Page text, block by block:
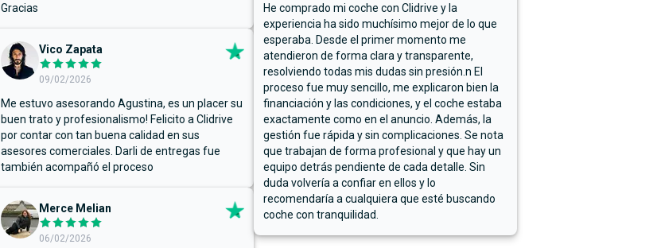
Gracias
Vico Zapata
09/02/2026
Me estuvo asesorando Agustina, es un placer su
buen trato y profesionalismo! Felicito a Clidrive
por contar con tan buena calidad en sus
asesores comerciales. Darli de entregas fue
también acompañó el proceso
Merce Melian
06/02/2026
He comprado mi coche con Clidrive y la
experiencia ha sido muchísimo mejor de lo que
esperaba. Desde el primer momento me
atendieron de forma clara y transparente,
resolviendo todas mis dudas sin presión.n El
proceso fue muy sencillo, me explicaron bien la
financiación y las condiciones, y el coche estaba
exactamente como en el anuncio. Además, la
gestión fue rápida y sin complicaciones. Se nota
que trabajan de forma profesional y que hay un
equipo detrás pendiente de cada detalle. Sin
duda volvería a confiar en ellos y lo
recomendaría a cualquiera que esté buscando
coche con tranquilidad.